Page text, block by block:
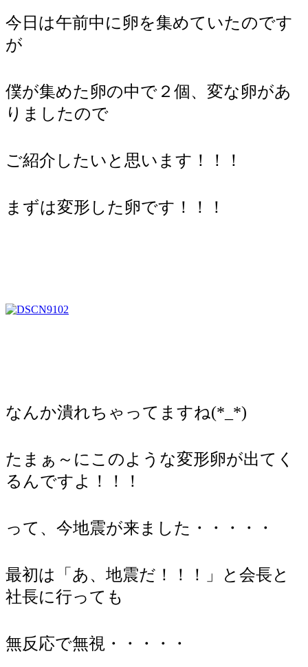
今日は午前中に卵を集めていたのです
が
僕が集めた卵の中で２個、変な卵があ
りましたので
ご紹介したいと思います！！！
まずは変形した卵です！！！
なんか潰れちゃってますね(*_*)
たまぁ～にこのような変形卵が出てく
るんですよ！！！
って、今地震が来ました・・・・・
最初は「あ、地震だ！！！」と会長と
社長に行っても
無反応で無視・・・・・